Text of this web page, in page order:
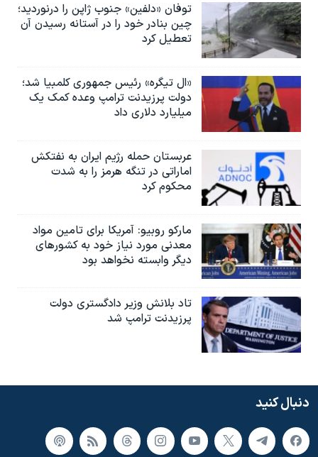
توفان «دلفین» جنوب ژاپن را درنوردید؛
چین بنادر خود را در آستانه رسیدن آن
تعطیل کرد
«ال تیگره» رئیس جمهوری کلمبیا شد؛
دولت پرزیدنت ترامپ وعده کمک یک
میلیارد دلاری داد
عربستان حمله رژیم ایران به نفتکش
اماراتی در تنگه هرمز را به‌ شدت
محکوم کرد
مارکو روبیو: آمریکا برای تامین مواد
معدنی مورد نیاز خود به کشورهای
دیگر وابسته نخواهد بود
تاد بلانش وزیر دادگستری دولت
پرزیدنت ترامپ شد
دنبال کنید